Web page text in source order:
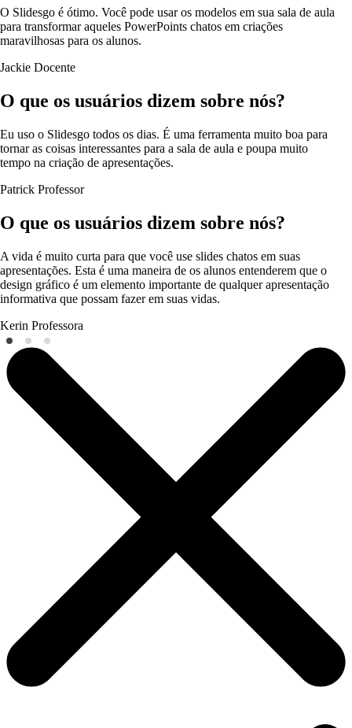
O Slidesgo é ótimo. Você pode usar os modelos em sua sala de aula
para transformar aqueles PowerPoints chatos em criações
maravilhosas para os alunos.
Jackie Docente
O que os usuários dizem sobre nós?
Eu uso o Slidesgo todos os dias. É uma ferramenta muito boa para
tornar as coisas interessantes para a sala de aula e poupa muito
tempo na criação de apresentações.
Patrick Professor
O que os usuários dizem sobre nós?
A vida é muito curta para que você use slides chatos em suas
apresentações. Esta é uma maneira de os alunos entenderem que o
design gráfico é um elemento importante de qualquer apresentação
informativa que possam fazer em suas vidas.
Kerin Professora